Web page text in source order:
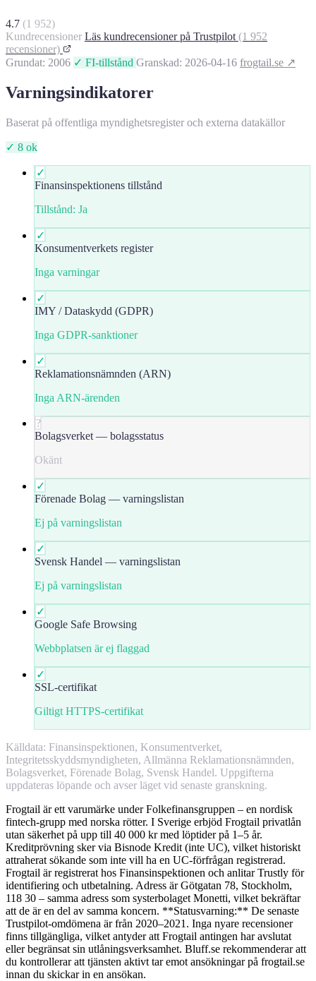
4.7 (1 952)
Kundrecensioner Läs kundrecensioner på Trustpilot (1 952
recensioner)
Grundat: 2006 ✓ FI-tillstånd Granskad: 2026-04-16 frogtail.se ↗
Varningsindikatorer
Baserat på offentliga myndighetsregister och externa datakällor
✓ 8 ok
✓
Finansinspektionens tillstånd
Tillstånd: Ja
✓
Konsumentverkets register
Inga varningar
✓
IMY / Dataskydd (GDPR)
Inga GDPR-sanktioner
✓
Reklamationsnämnden (ARN)
Inga ARN-ärenden
?
Bolagsverket — bolagsstatus
Okänt
✓
Förenade Bolag — varningslistan
Ej på varningslistan
✓
Svensk Handel — varningslistan
Ej på varningslistan
✓
Google Safe Browsing
Webbplatsen är ej flaggad
✓
SSL-certifikat
Giltigt HTTPS-certifikat
Källdata: Finansinspektionen, Konsumentverket,
Integritetsskyddsmyndigheten, Allmänna Reklamationsnämnden,
Bolagsverket, Förenade Bolag, Svensk Handel. Uppgifterna
uppdateras löpande och avser läget vid senaste granskning.
Frogtail är ett varumärke under Folkefinansgruppen – en nordisk
fintech-grupp med norska rötter. I Sverige erbjöd Frogtail privatlån
utan säkerhet på upp till 40 000 kr med löptider på 1–5 år.
Kreditprövning sker via Bisnode Kredit (inte UC), vilket historiskt
attraherat sökande som inte vill ha en UC-förfrågan registrerad.
Frogtail är registrerat hos Finansinspektionen och anlitar Trustly för
identifiering och utbetalning. Adress är Götgatan 78, Stockholm,
118 30 – samma adress som systerbolaget Monetti, vilket bekräftar
att de är en del av samma koncern. **Statusvarning:** De senaste
Trustpilot-omdömena är från 2020–2021. Inga nyare recensioner
finns tillgängliga, vilket antyder att Frogtail antingen har avslutat
eller begränsat sin utlåningsverksamhet. Bluff.se rekommenderar att
du kontrollerar att tjänsten aktivt tar emot ansökningar på frogtail.se
innan du skickar in en ansökan.